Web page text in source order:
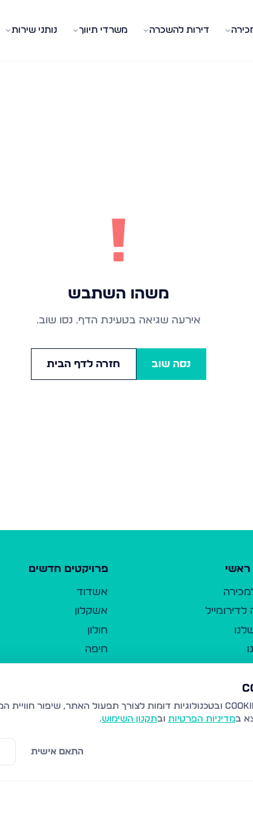
דירות להשכרה משרדי תיווך נותני שירות
!
משהו השתבש
אירעה שגיאה בטעינת הדף. נסו שוב.
נסה שוב חזרה לדף הבית
ראשי
היחיד
פרויקטים חדשים
אשדוד
אשקלון
חולון
חיפה
נהריה
עמנואל
במדיניות הפרטיות ובתקנון השימוש.
התאם אישית